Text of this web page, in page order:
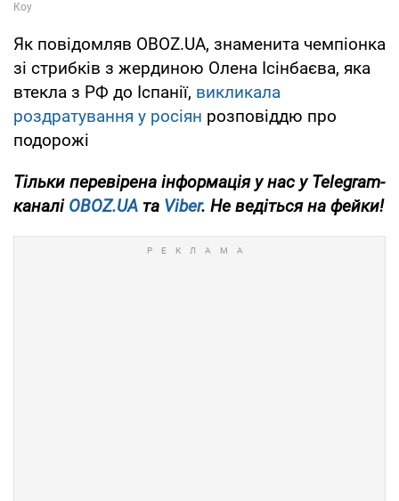
Як повідомляв OBOZ.UA, знаменита чемпіонка
зі стрибків з жердиною Олена Ісінбаєва, яка
втекла з РФ до Іспанії, викликала
роздратування у росіян розповіддю про
подорожі
Тільки перевірена інформація у нас у Telegram-
каналі OBOZ.UA та Viber. Не ведіться на фейки!